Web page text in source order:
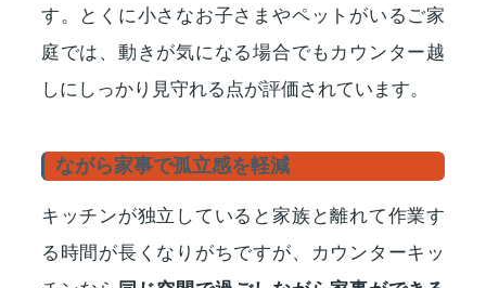
す。とくに小さなお子さまやペットがいるご家
庭では、動きが気になる場合でもカウンター越
しにしっかり見守れる点が評価されています。
ながら家事で孤立感を軽減
キッチンが独立していると家族と離れて作業す
る時間が長くなりがちですが、カウンターキッ